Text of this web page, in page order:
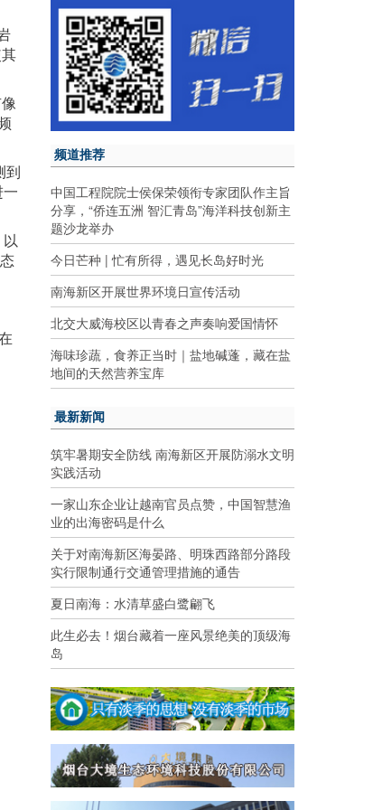
一
频道推荐
中国工程院院士侯保荣领衔专家团队作主旨
分享，“侨连五洲 智汇青岛”海洋科技创新主
题沙龙举办
今日芒种 | 忙有所得，遇见长岛好时光
南海新区开展世界环境日宣传活动
北交大威海校区以青春之声奏响爱国情怀
海味珍蔬，食养正当时｜盐地碱蓬，藏在盐
地间的天然营养宝库
最新新闻
筑牢暑期安全防线 南海新区开展防溺水文明
实践活动
一家山东企业让越南官员点赞，中国智慧渔
业的出海密码是什么
关于对南海新区海晏路、明珠西路部分路段
实行限制通行交通管理措施的通告
夏日南海：水清草盛白鹭翩飞
此生必去！烟台藏着一座风景绝美的顶级海
岛